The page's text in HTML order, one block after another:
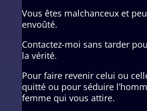
Vous êtes malchanceux et
envoûté.
Contactez-moi sans tarder
la vérité.
Pour faire revenir celui ou
quitté ou pour séduire
femme qui vous attire.